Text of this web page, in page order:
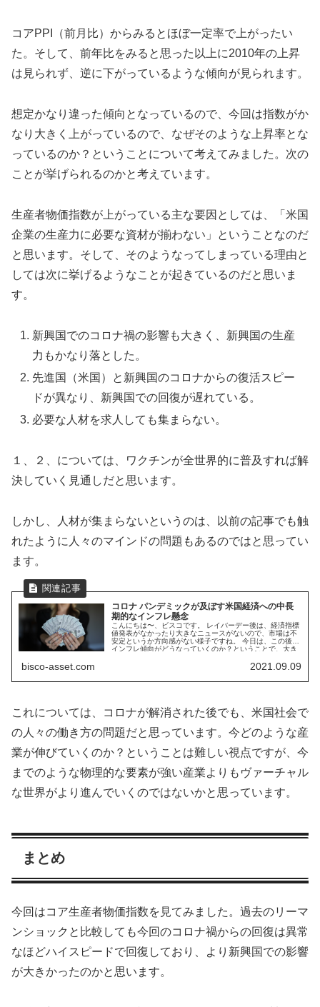
コアPPI（前月比）からみるとほぼ一定率で上がったい
た。そして、前年比をみると思った以上に2010年の上昇
は見られず、逆に下がっているような傾向が見られます。
想定かなり違った傾向となっているので、今回は指数がか
なり大きく上がっているので、なぜそのような上昇率とな
っているのか？ということについて考えてみました。次の
ことが挙げられるのかと考えています。
生産者物価指数が上がっている主な要因としては、「米国
企業の生産力に必要な資材が揃わない」ということなのだ
と思います。そして、そのようなってしまっている理由と
しては次に挙げるようなことが起きているのだと思いま
す。
新興国でのコロナ禍の影響も大きく、新興国の生産
力もかなり落とした。
先進国（米国）と新興国のコロナからの復活スピー
ドが異なり、新興国での回復が遅れている。
必要な人材を求人しても集まらない。
１、２、については、ワクチンが全世界的に普及すれば解
決していく見通しだと思います。
しかし、人材が集まらないというのは、以前の記事でも触
れたように人々のマインドの問題もあるのではと思ってい
ます。
コロナ パンデミックが及ぼす米国経済への中長
期的なインフレ懸念
こんにちは〜、ビスコです。 レイバーデー後は、経済指標
値発表がなかったり大きなニュースがないので、市場は不
安定というか方向感がない様子ですね。 今日は、この後の
インフレ傾向がどうなっていくのか？ということで、大き
bisco-asset.com 2021.09.09
これについては、コロナが解消された後でも、米国社会で
の人々の働き方の問題だと思っています。今どのような産
業が伸びていくのか？ということは難しい視点ですが、今
までのような物理的な要素が強い産業よりもヴァーチャル
な世界がより進んでいくのではないかと思っています。
まとめ
今回はコア生産者物価指数を見てみました。過去のリーマ
ンショックと比較しても今回のコロナ禍からの回復は異常
なほどハイスピードで回復しており、より新興国での影響
が大きかったのかと思います。